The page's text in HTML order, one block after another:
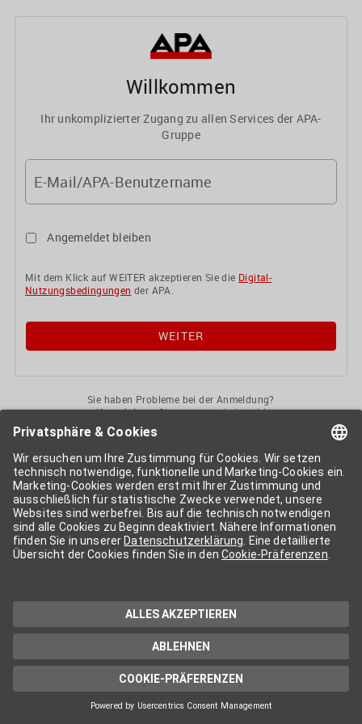
Willkommen
Ihr unkomplizierter Zugang zu allen Services der APA-
Gruppe
E-Mail/APA-Benutzername
Angemeldet bleiben
Mit dem Klick auf WEITER akzeptieren Sie die Digital-
Nutzungsbedingungen der APA.
Sie haben Probleme bei der Anmeldung?
KontaktierenSie uns gerne jederzeit!
APA-User
Services der APA-Gruppe. Für die Nutzung der einzelnen Anwendungen
kann eine weitere Freischaltung nötig sein. Kosten fallen nur nach einer
Bestellung und genauer Kosteninformation an.
Wenn nicht anders erwähnt, gelten dieAllgemeinen
Geschäftsbedingungender APA - Austria Presse Agentur.
Die von Ihnen angegebenen Daten werden ausschließlich für die
Zwecke der Demo-Nutzung bzw. des Vertragsverhältnisses genutzt.
Eine darüber hinaus gehende oder andersartige Verwendung ist nur mit
technischen Support stehen wir Ihnen jederzeit gerne zur Verfügung.
Datenschutzerklärung
Cookie-Präferenzen